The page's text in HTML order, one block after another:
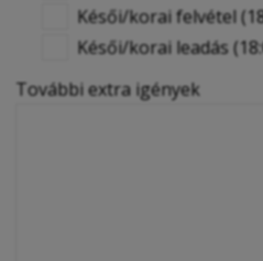
Késői/korai felvétel
Késői/korai leadás
További extra igények